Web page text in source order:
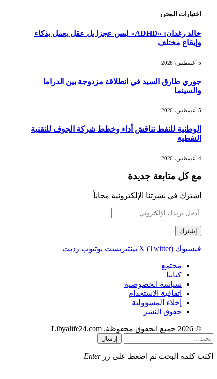
اختيارات المحرر
خالد رغدان: «ADHD» ليس عجزا بل عقل يعمل بذكاء
وإيقاع مختلف
جوري طارق السيد في انطلاقة مزدوجة بين الدراما
والسينما
الوطنية للنفط تناقش أداء وخطط شركة الجوف للتقنية
النفطية
مع كل متابعة جديدة
اشترك في نشرتنا الإلكترونية مجاناً
فيسبوك X (Twitter) بينتيريست يوتيوب رديت
مجتمع
كتابنا
سياسة الخصوصية
اتفاقية الاستخدام
إخلاء المسؤولية
حقوق النشر
© 2026 جميع الحقوق محفوظة. Libyalife24.com
إرسال
اكتب كلمة البحث ثم اضغط على زر Enter